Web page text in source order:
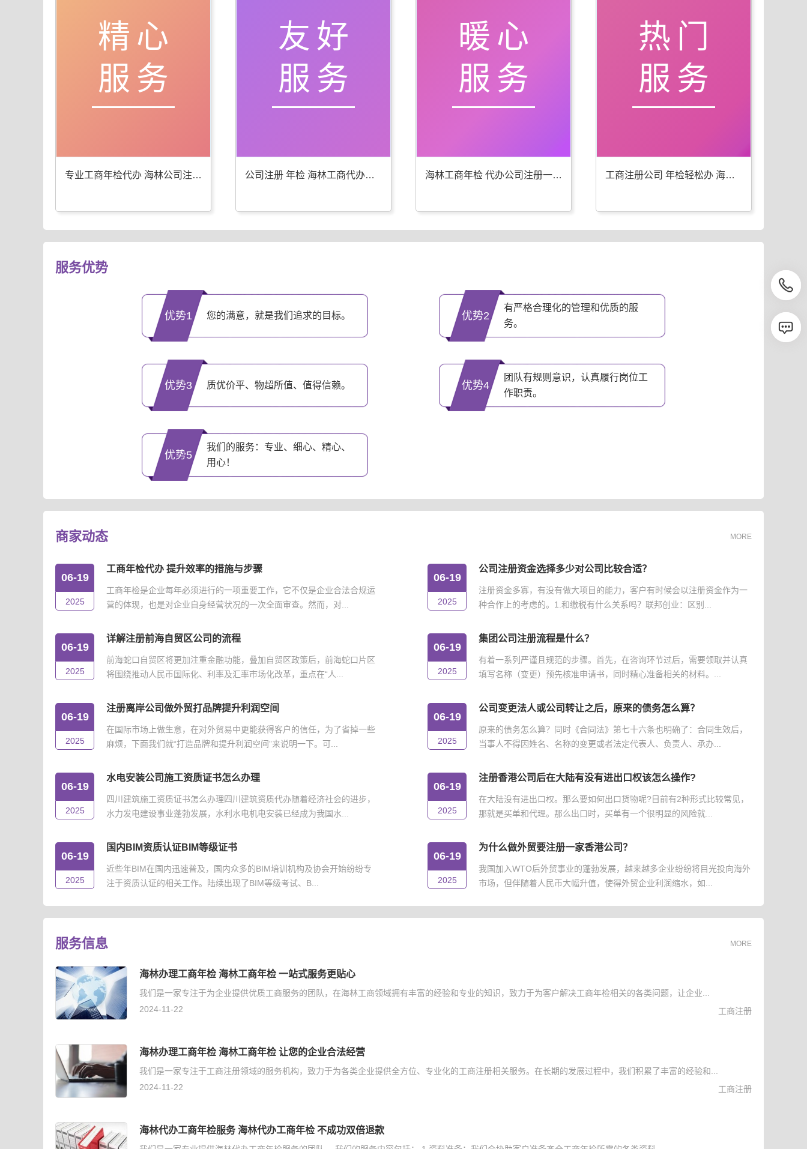
精心
服务
专业工商年检代办 海林公司注册服务优
友好
服务
公司注册 年检 海林工商代办更专业
暖心
服务
海林工商年检 代办公司注册一步到位
热门
服务
工商注册公司 年检轻松办 海林优选
服务优势
优势1 您的满意，就是我们追求的目标。 优势2
有严格合理化的管理和优质的服
务。
优势3 质优价平、物超所值、值得信赖。 优势4
团队有规则意识，认真履行岗位工
作职责。
优势5
我们的服务：专业、细心、精心、
用心！
商家动态 MORE
06-19
2025
工商年检代办 提升效率的措施与步骤
工商年检是企业每年必须进行的一项重要工作，它不仅是企业合法合规运
营的体现，也是对企业自身经营状况的一次全面审查。然而，对...
06-19
2025
公司注册资金选择多少对公司比较合适？
注册资金多寡，有没有做大项目的能力，客户有时候会以注册资金作为一
种合作上的考虑的。1.和缴税有什么关系吗？联邦创业：区别...
06-19
2025
详解注册前海自贸区公司的流程
前海蛇口自贸区将更加注重金融功能，叠加自贸区政策后，前海蛇口片区
将围绕推动人民币国际化、利率及汇率市场化改革，重点在“人...
06-19
2025
集团公司注册流程是什么？
有着一系列严谨且规范的步骤。首先，在咨询环节过后，需要领取并认真
填写名称（变更）预先核准申请书，同时精心准备相关的材料。...
06-19
2025
注册离岸公司做外贸打品牌提升利润空间
在国际市场上做生意，在对外贸易中更能获得客户的信任，为了省掉一些
麻烦，下面我们就“打造品牌和提升利润空间”来说明一下。可...
06-19
2025
公司变更法人或公司转让之后，原来的债务怎么算？
原来的债务怎么算？同时《合同法》第七十六条也明确了：合同生效后，
当事人不得因姓名、名称的变更或者法定代表人、负责人、承办...
06-19
2025
水电安装公司施工资质证书怎么办理
四川建筑施工资质证书怎么办理四川建筑资质代办随着经济社会的进步，
水力发电建设事业蓬勃发展，水利水电机电安装已经成为我国水...
06-19
2025
注册香港公司后在大陆有没有进出口权该怎么操作?
在大陆没有进出口权。那么要如何出口货物呢?目前有2种形式比较常见，
那就是买单和代理。那么出口时，买单有一个很明显的风险就...
06-19
2025
国内BIM资质认证BIM等级证书
近些年BIM在国内迅速普及，国内众多的BIM培训机构及协会开始纷纷专
注于资质认证的相关工作。陆续出现了BIM等级考试、B...
06-19
2025
为什么做外贸要注册一家香港公司？
我国加入WTO后外贸事业的蓬勃发展，越来越多企业纷纷将目光投向海外
市场，但伴随着人民币大幅升值，使得外贸企业利润缩水，如...
服务信息 MORE
海林办理工商年检 海林工商年检 一站式服务更贴心
我们是一家专注于为企业提供优质工商服务的团队，在海林工商领域拥有丰富的经验和专业的知识，致力于为客户解决工商年检相关的各类问题，让企业...
2024-11-22
工商注册
海林办理工商年检 海林工商年检 让您的企业合法经营
我们是一家专注于工商注册领域的服务机构，致力于为各类企业提供全方位、专业化的工商注册相关服务。在长期的发展过程中，我们积累了丰富的经验和...
2024-11-22
工商注册
海林代办工商年检服务 海林代办工商年检 不成功双倍退款